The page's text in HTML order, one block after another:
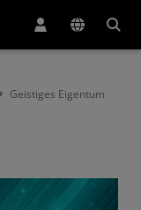
Geistiges Eigentum